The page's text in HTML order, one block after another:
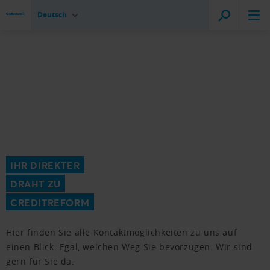
Deutsch
IHR DIREKTER
DRAHT ZU
CREDITREFORM
Hier finden Sie alle Kontaktmöglichkeiten zu uns auf
einen Blick. Egal, welchen Weg Sie bevorzugen. Wir sind
gern für Sie da.